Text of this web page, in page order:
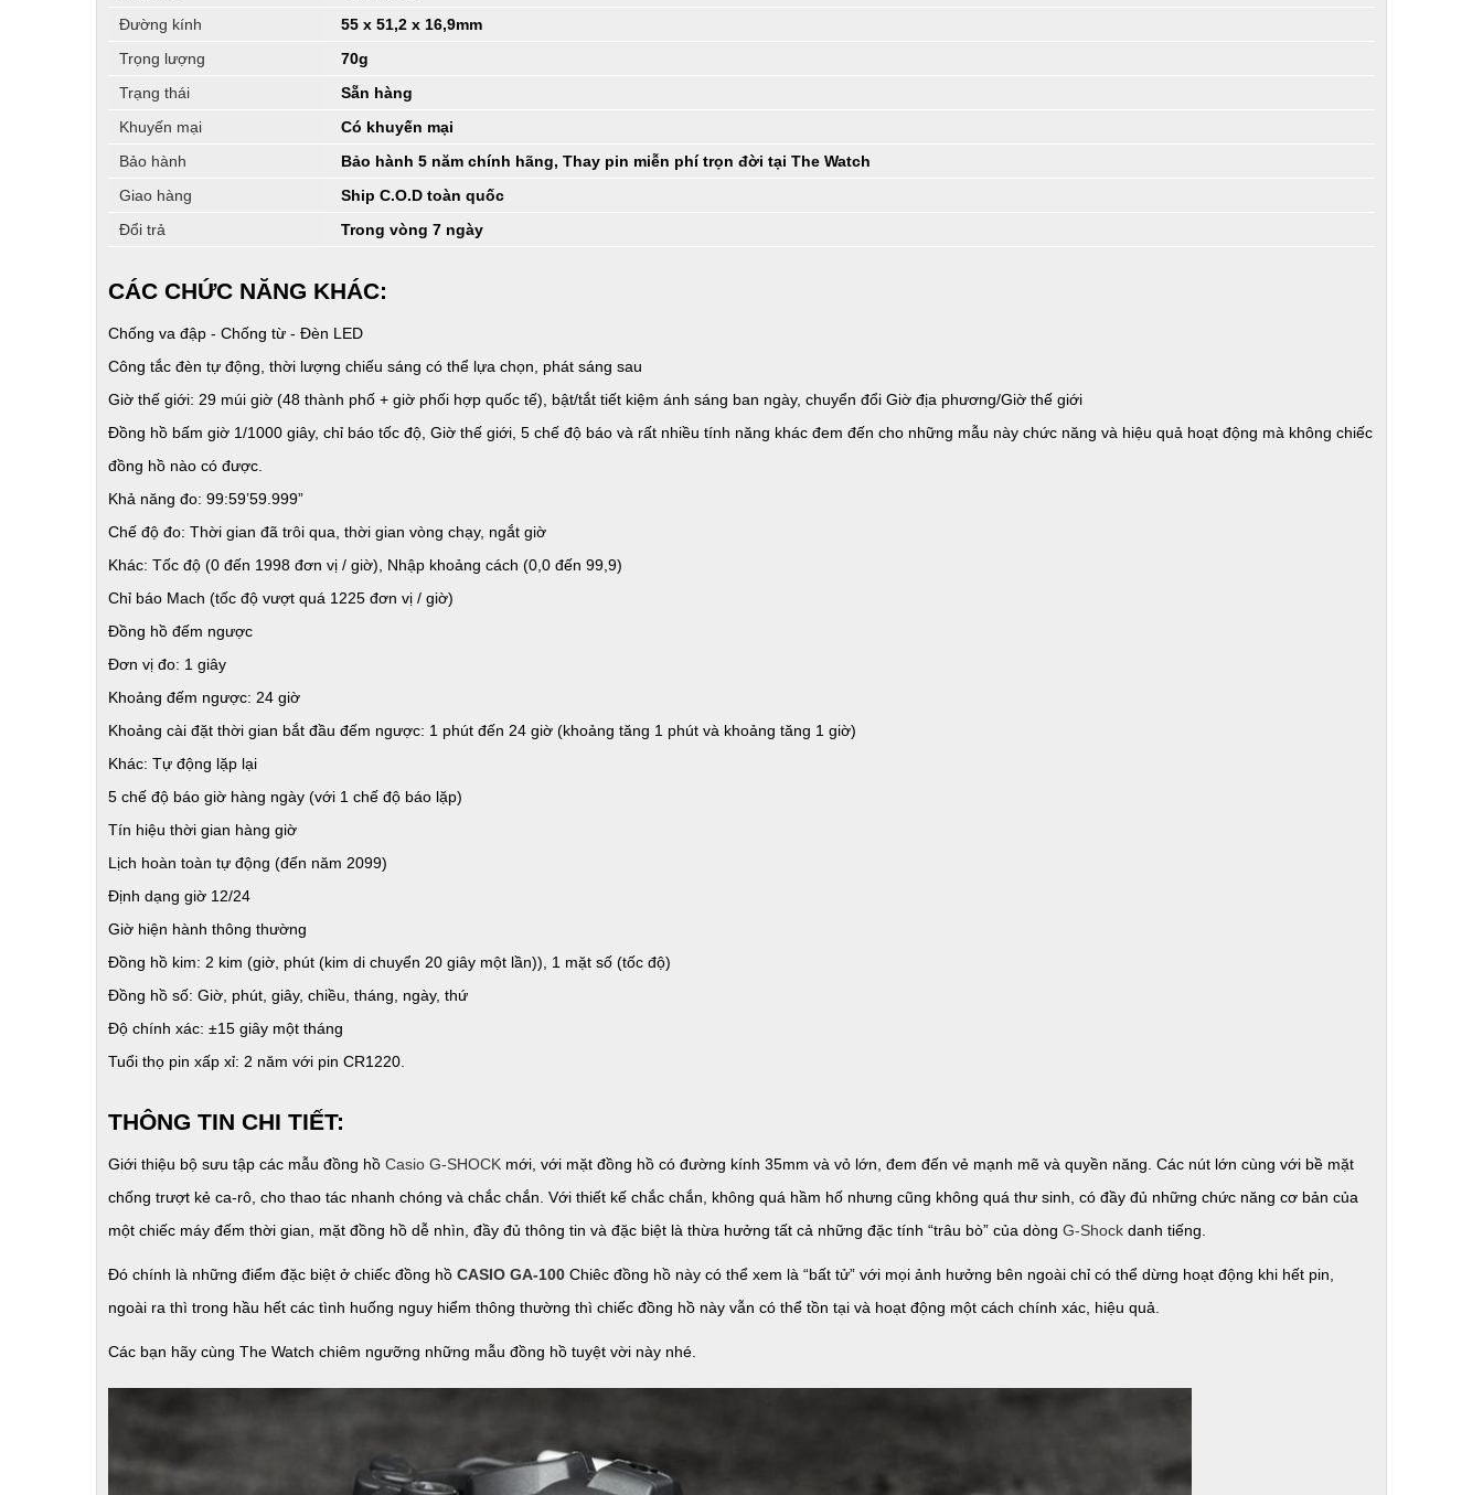
Đường kính
55 x 51,2 x 16,9mm
Trọng lượng
70g
Trạng thái
Sẵn hàng
Khuyến mại
Có khuyến mại
Bảo hành
Bảo hành 5 năm chính hãng, Thay pin miễn phí trọn đời tại The Watch
Giao hàng
Ship C.O.D toàn quốc
Đổi trả
Trong vòng 7 ngày
CÁC CHỨC NĂNG KHÁC:
Chống va đập - Chống từ - Đèn LED
Công tắc đèn tự động, thời lượng chiếu sáng có thể lựa chọn, phát sáng sau
Giờ thế giới: 29 múi giờ (48 thành phố + giờ phối hợp quốc tế), bật/tắt tiết kiệm ánh sáng ban ngày, chuyển đổi Giờ địa phương/Giờ thế giới
Đồng hồ bấm giờ 1/1000 giây, chỉ báo tốc độ, Giờ thế giới, 5 chế độ báo và rất nhiều tính năng khác đem đến cho những mẫu này chức năng và hiệu quả hoạt động mà không chiếc
đồng hồ nào có được.
Khả năng đo: 99:59’59.999”
Chế độ đo: Thời gian đã trôi qua, thời gian vòng chạy, ngắt giờ
Khác: Tốc độ (0 đến 1998 đơn vị / giờ), Nhập khoảng cách (0,0 đến 99,9)
Chỉ báo Mach (tốc độ vượt quá 1225 đơn vị / giờ)
Đồng hồ đếm ngược
Đơn vị đo: 1 giây
Khoảng đếm ngược: 24 giờ
Khoảng cài đặt thời gian bắt đầu đếm ngược: 1 phút đến 24 giờ (khoảng tăng 1 phút và khoảng tăng 1 giờ)
Khác: Tự động lặp lại
5 chế độ báo giờ hàng ngày (với 1 chế độ báo lặp)
Tín hiệu thời gian hàng giờ
Lịch hoàn toàn tự động (đến năm 2099)
Định dạng giờ 12/24
Giờ hiện hành thông thường
Đồng hồ kim: 2 kim (giờ, phút (kim di chuyển 20 giây một lần)), 1 mặt số (tốc độ)
Đồng hồ số: Giờ, phút, giây, chiều, tháng, ngày, thứ
Độ chính xác: ±15 giây một tháng
Tuổi thọ pin xấp xỉ: 2 năm với pin CR1220.
THÔNG TIN CHI TIẾT:
Giới thiệu bộ sưu tập các mẫu đồng hồ Casio G-SHOCK mới, với mặt đồng hồ có đường kính 35mm và vỏ lớn, đem đến vẻ mạnh mẽ và quyền năng. Các nút lớn cùng với bề mặt
chống trượt kẻ ca-rô, cho thao tác nhanh chóng và chắc chắn. Với thiết kế chắc chắn, không quá hầm hố nhưng cũng không quá thư sinh, có đầy đủ những chức năng cơ bản của
một chiếc máy đếm thời gian, mặt đồng hồ dễ nhìn, đầy đủ thông tin và đặc biệt là thừa hưởng tất cả những đặc tính “trâu bò” của dòng G-Shock danh tiếng.
Đó chính là những điểm đặc biệt ở chiếc đồng hồ CASIO GA-100 Chiêc đồng hồ này có thể xem là “bất tử” với mọi ảnh hưởng bên ngoài chỉ có thể dừng hoạt động khi hết pin,
ngoài ra thì trong hầu hết các tình huống nguy hiểm thông thường thì chiếc đồng hồ này vẫn có thể tồn tại và hoạt động một cách chính xác, hiệu quả.
Các bạn hãy cùng The Watch chiêm ngưỡng những mẫu đồng hồ tuyệt vời này nhé.